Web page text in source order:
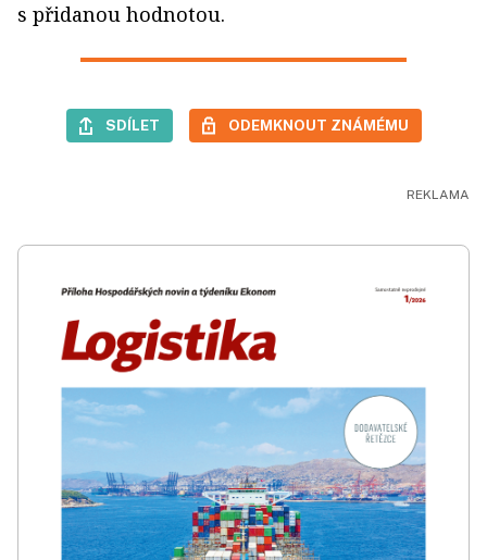
s přidanou hodnotou.
SDÍLET ODEMKNOUT ZNÁMÉMU